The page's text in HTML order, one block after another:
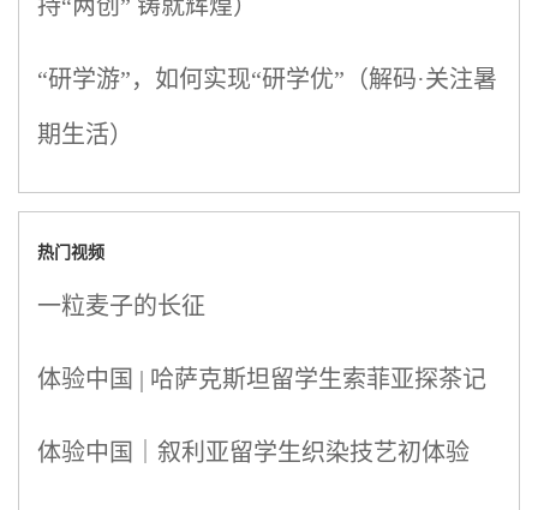
持“两创” 铸就辉煌）
“研学游”，如何实现“研学优”（解码·关注暑
期生活）
热门视频
一粒麦子的长征
体验中国 | 哈萨克斯坦留学生索菲亚探茶记
体验中国｜叙利亚留学生织染技艺初体验